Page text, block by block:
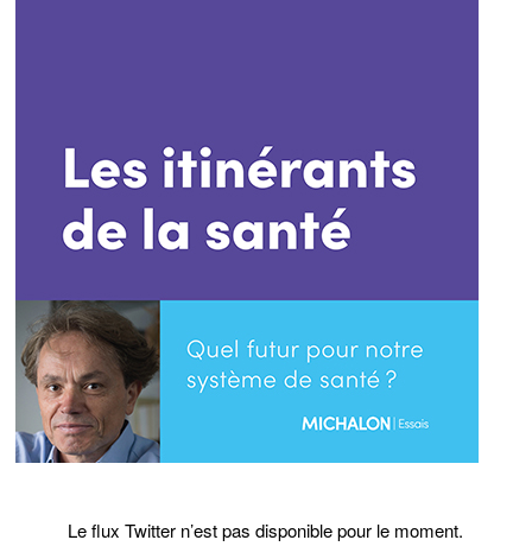
Le flux Twitter n’est pas disponible pour le moment.